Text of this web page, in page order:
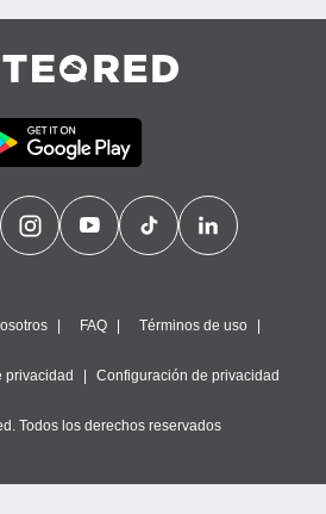
FAQ Términos de uso
privacidad Configuración de privacidad
Todos los derechos reservados